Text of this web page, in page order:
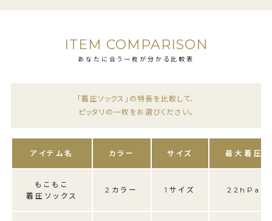
ITEM COMPARISON
あなたに合う一枚が分かる比較表
「着圧ソックス」の特長を比較して、
ピッタリの一枚をお選びください。
アイテム名 カラー サイズ 最大着圧
もこもこ
着圧ソックス
2カラー 1サイズ 22hPa